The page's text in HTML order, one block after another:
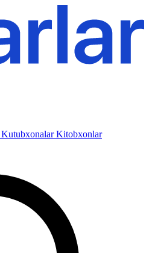
KutubxonalarKitobxonlar